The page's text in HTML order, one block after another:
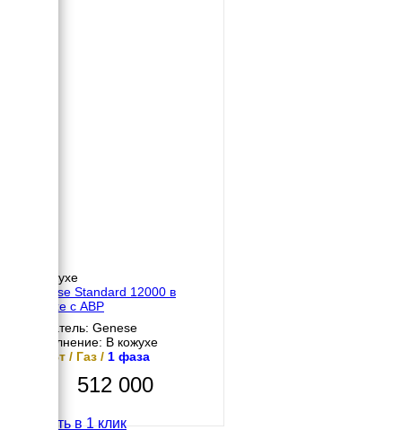
В кожухе
Genese Standard 12000 в
кожухе с АВР
Двигатель: Genese
Исполнение: В кожухе
10 кВт / Газ / 1 фаза
512 000
Купить в 1 клик